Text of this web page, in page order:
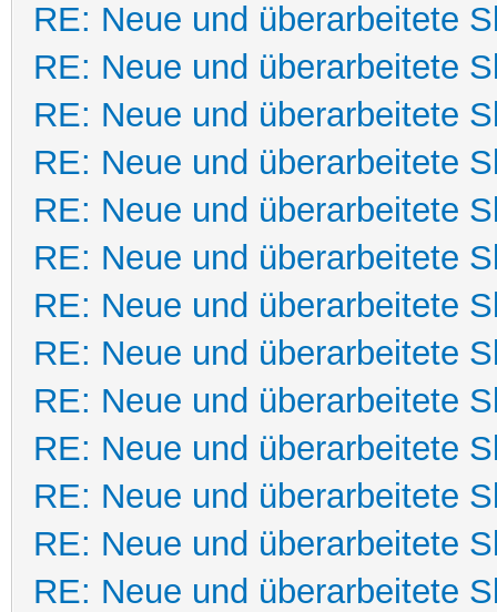
RE: Neue und überarbeitete
RE: Neue und überarbeitete
RE: Neue und überarbeitete
RE: Neue und überarbeitete
RE: Neue und überarbeitete
RE: Neue und überarbeitete
RE: Neue und überarbeitete
RE: Neue und überarbeitete
RE: Neue und überarbeitete
RE: Neue und überarbeitete
RE: Neue und überarbeitete
RE: Neue und überarbeitete
RE: Neue und überarbeitete